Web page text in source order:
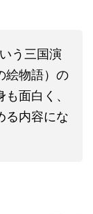
う三国演
絵物語）の
面白く、
る内容にな